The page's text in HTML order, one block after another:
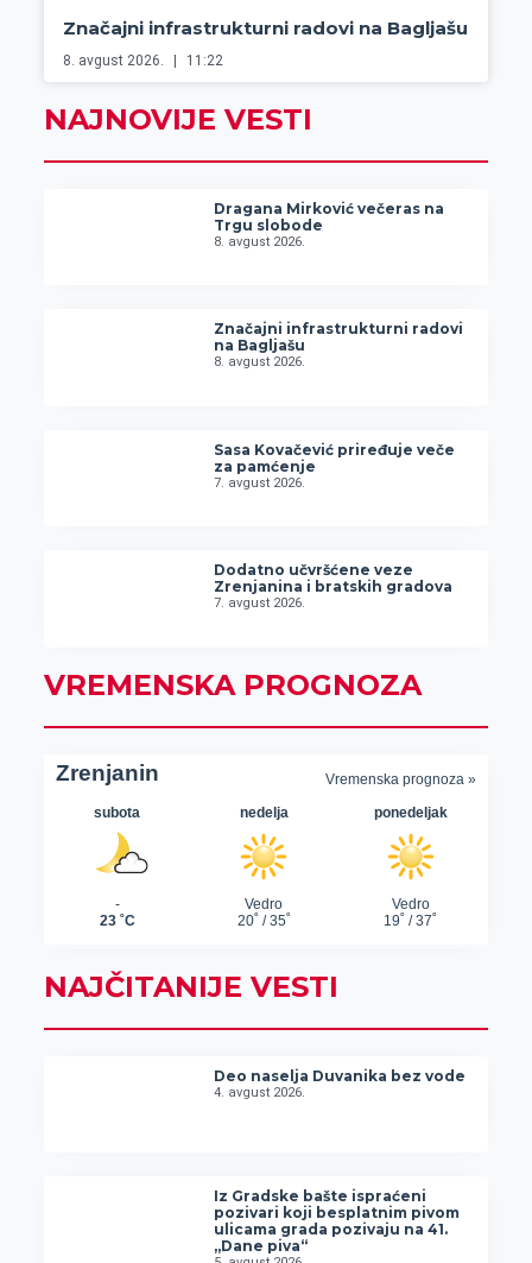
Značajni infrastrukturni radovi na Bagljašu
8. avgust 2026. 11:22
NAJNOVIJE VESTI
Dragana Mirković večeras na
Trgu slobode
8. avgust 2026.
Značajni infrastrukturni radovi
na Bagljašu
8. avgust 2026.
Sasa Kovačević priređuje veče
za pamćenje
7. avgust 2026.
Dodatno učvršćene veze
Zrenjanina i bratskih gradova
7. avgust 2026.
VREMENSKA PROGNOZA
NAJČITANIJE VESTI
Deo naselja Duvanika bez vode
4. avgust 2026.
Iz Gradske bašte ispraćeni
pozivari koji besplatnim pivom
ulicama grada pozivaju na 41.
„Dane piva“